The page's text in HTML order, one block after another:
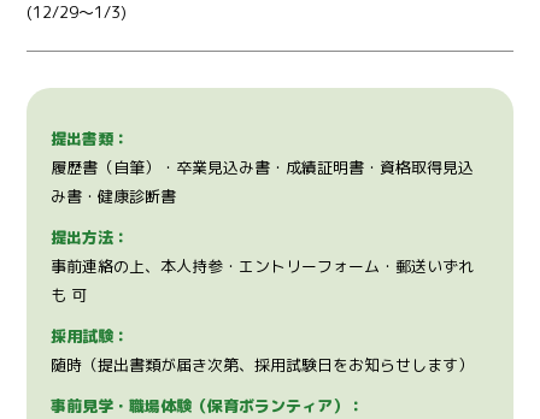
(12/29～1/3)
提出書類：
履歴書（自筆）・卒業見込み書・成績証明書・資格取得見込
み書・健康診断書
提出方法：
事前連絡の上、本人持参・エントリーフォーム・郵送いずれ
も 可
採用試験：
随時（提出書類が届き次第、採用試験日をお知らせします）
事前見学・職場体験（保育ボランティア）：